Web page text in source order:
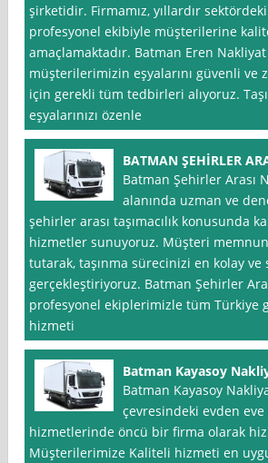
şirketidir. Firmamız, yıllardır
profesyonel ekibiyle müşterilerine
amaçlamaktadır. Batman Eren
müşterilerimizin eşyalarını güvenli ve
için gerekli tüm tedbirleri alıyoruz.
eşyalarınızı özenle
BATMAN ŞEHİRLER
Batman Şehirler Arası
alanında uzman ve
şehirler arası taşımacılık konusunda
hizmetler sunuyoruz. Müşteri
tutarak, taşınma sürecinizi en kolay
gerçekleştiriyoruz. Batman Şehirler
profesyonel ekiplerimizle tüm Türkiye
hizmeti
Batman Kayasoy
Batman Kayasoy
çevresindeki evden
hizmetlerinde öncü bir firma olarak
Müşterilerimize Kaliteli hizmeti en